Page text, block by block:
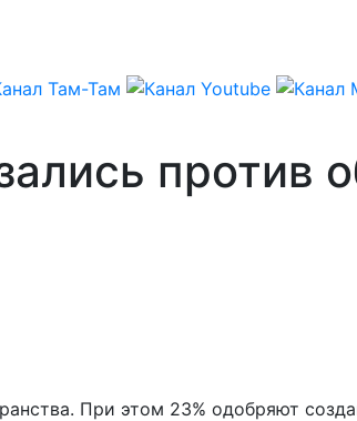
против
При этом 23% одобряют